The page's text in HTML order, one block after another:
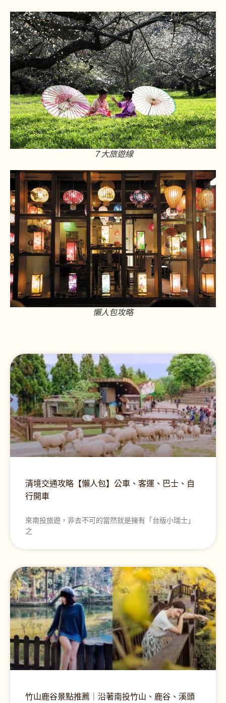
７大旅遊線
懶人包攻略
清境交通攻略【懶人包】公車、客運、巴士、自
行開車
來南投旅遊，非去不可的當然就是擁有「台版小瑞士」
之
竹山鹿谷景點推薦｜沿著南投竹山、鹿谷、溪頭